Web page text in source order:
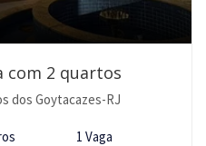
com 2 quartos
dos Goytacazes-RJ
1 Vaga